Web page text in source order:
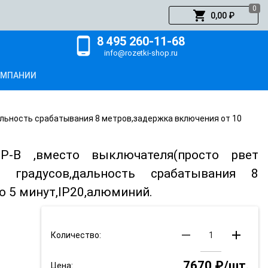
shopping_cart 0,00 ₽
0
phone_android 8 495 260-11-68
info@rozetki-shop.ru
срабатывания 8 метров,задержка включения от 10
B ,вместо выключателя(просто рвет
срабатывания 8
5 минут,IP20,алюминий.
Количество: remove add
Цена: